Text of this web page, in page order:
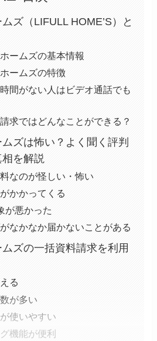
ズ（LIFULL HOME’S）と
ームズの基本情報
ームズの特徴
間がない人はビデオ通話でも
求ではどんなことができる？
ズは怖い？よく聞く評判
を解説
なのが怪しい・怖い
かかってくる
が悪かった
なかなか届かないことがある
ズの一括資料請求を利用
る
が多い
使いやすい
機能が便利